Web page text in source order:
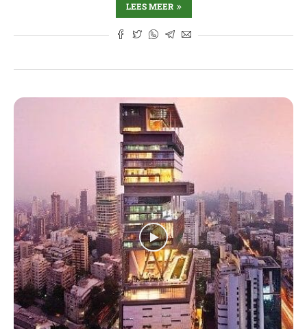
LEES MEER